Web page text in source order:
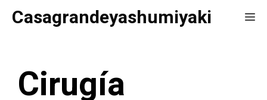
SaltarCasagrandeyashumiyaki
Cirugía